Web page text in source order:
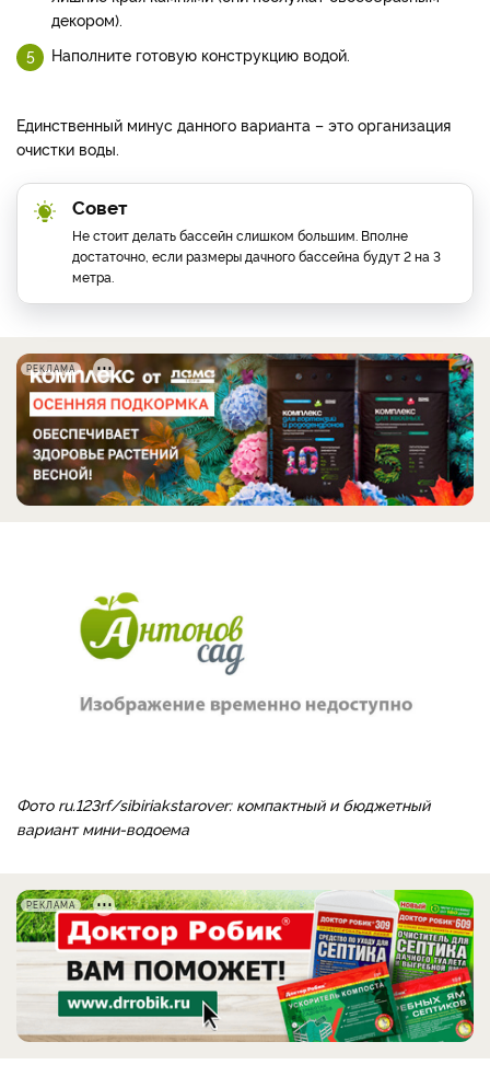
декором).
Наполните готовую конструкцию водой.
Единственный минус данного варианта – это организация
очистки воды.
Совет
Не стоит делать бассейн слишком большим. Вполне
достаточно, если размеры дачного бассейна будут 2 на 3
метра.
РЕКЛАМА
Фото ru.123rf/sibiriakstarover: компактный и бюджетный
вариант мини-водоема
РЕКЛАМА